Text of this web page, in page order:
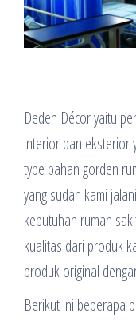
Deden Décor yaitu
interior dan eksterior
type bahan gorden
yang sudah kami
kebutuhan rumah
kualitas dari produk
produk original
Berikut ini beberapa